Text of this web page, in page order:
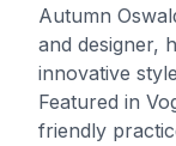
Autumn
and designer,
innovative
Featured in
friendly